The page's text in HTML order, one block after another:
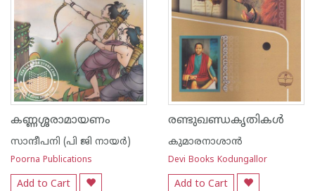
കണ്ണശ്ശരാമായണം
സാന്ദീപനി (പി ജി നായര്‍)
Poorna Publications
Add to Cart
രണ്ടുഖണ്ഡകൃതികള്‍
കുമാരനാശാന്‍
Devi Books Kodungallor
Add to Cart